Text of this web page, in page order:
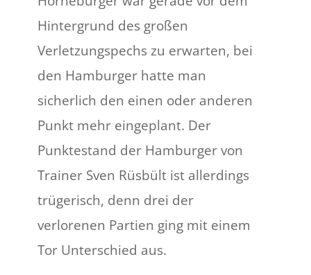
Hintergrund des großen
Verletzungspechs zu erwarten, bei
den Hamburger hatte man
sicherlich den einen oder anderen
Punkt mehr eingeplant. Der
Punktestand der Hamburger von
Trainer Sven Rüsbült ist allerdings
trügerisch, denn drei der
verlorenen Partien ging mit einem
Tor Unterschied aus.